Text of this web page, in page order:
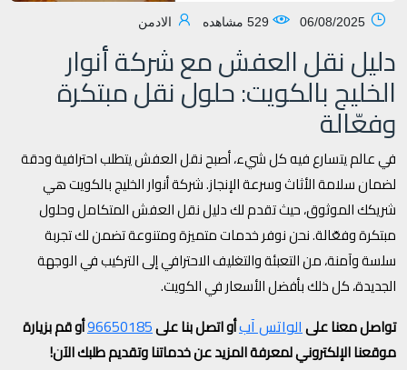
الادمن
دليل نقل العفش مع شركة أنوار
الخليج بالكويت: حلول نقل مبتكرة
وفعّالة
في عالم يتسارع فيه كل شيء، أصبح نقل العفش يتطلب احترافية ودقة
لضمان سلامة الأثاث وسرعة الإنجاز. شركة أنوار الخليج بالكويت هي
شريكك الموثوق، حيث تقدم لك دليل نقل العفش المتكامل وحلول
مبتكرة وفعّالة. نحن نوفر خدمات متميزة ومتنوعة تضمن لك تجربة
سلسة وآمنة، من التعبئة والتغليف الاحترافي إلى التركيب في الوجهة
الجديدة، كل ذلك بأفضل الأسعار في الكويت.
تواصل معنا علىالواتس آبأو اتصل بنا على96650185أو قم بزيارة
موقعنا الإلكتروني لمعرفة المزيد عن خدماتنا وتقديم طلبك الآن!